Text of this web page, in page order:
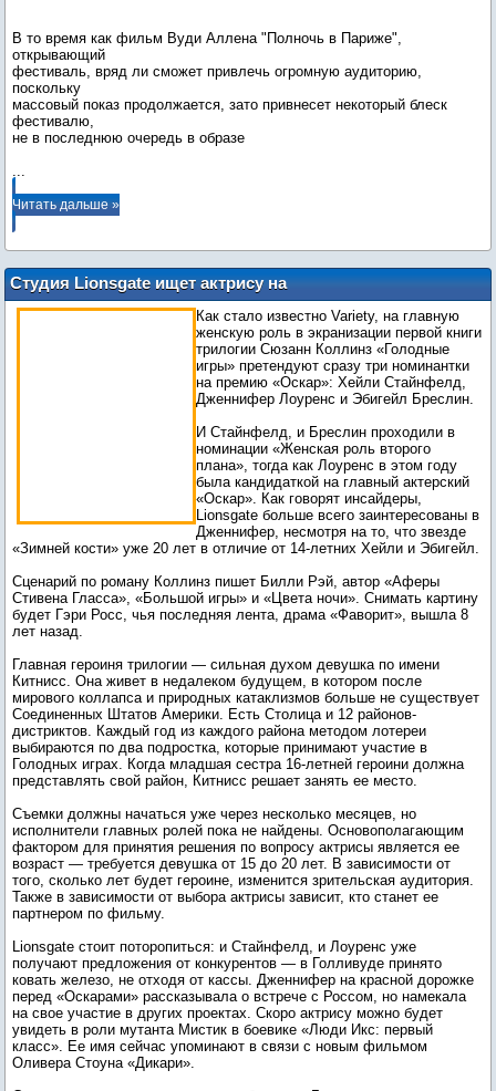
В то время как фильм Вуди Аллена "Полночь в Париже",
открывающий
фестиваль, вряд ли сможет привлечь огромную аудиторию,
поскольку
массовый показ продолжается, зато привнесет некоторый блеск
фестивалю,
...
Читать дальше »
Студия Lionsgate ищет актрису на
главную роль в "Голодных играх"
Как стало известно Variety, на главную
женскую роль в экранизации первой книги
трилогии Сюзанн Коллинз «Голодные
игры» претендуют сразу три номинантки
на премию «Оскар»: Хейли Стайнфелд,
Дженнифер Лоуренс и Эбигейл Бреслин.
И Стайнфелд, и Бреслин проходили в
номинации «Женская роль второго
плана», тогда как Лоуренс в этом году
была кандидаткой на главный актерский
«Оскар». Как говорят инсайдеры,
Lionsgate больше всего заинтересованы в
Дженнифер, несмотря на то, что звезде
«Зимней кости» уже 20 лет в отличие от 14-летних Хейли и Эбигейл.
Сценарий по роману Коллинз пишет Билли Рэй, автор «Аферы
Стивена Гласса», «Большой игры» и «Цвета ночи». Снимать картину
будет Гэри Росс, чья последняя лента, драма «Фаворит», вышла 8
лет назад.
Главная героиня трилогии — сильная духом девушка по имени
Китнисс. Она живет в недалеком будущем, в котором после
мирового коллапса и природных катаклизмов больше не существует
Соединенных Штатов Америки. Есть Столица и 12 районов-
дистриктов. Каждый год из каждого района методом лотереи
выбираются по два подростка, которые принимают участие в
Голодных играх. Когда младшая сестра 16-летней героини должна
представлять свой район, Китнисс решает занять ее место.
Съемки должны начаться уже через несколько месяцев, но
исполнители главных ролей пока не найдены. Основополагающим
фактором для принятия решения по вопросу актрисы является ее
возраст — требуется девушка от 15 до 20 лет. В зависимости от
того, сколько лет будет героине, изменится зрительская аудитория.
Также в зависимости от выбора актрисы зависит, кто станет ее
партнером по фильму.
Lionsgate стоит поторопиться: и Стайнфелд, и Лоуренс уже
получают предложения от конкурентов — в Голливуде принято
ковать железо, не отходя от кассы. Дженнифер на красной дорожке
перед «Оскарами» рассказывала о встрече с Россом, но намекала
на свое участие в других проектах. Скоро актрису можно будет
увидеть в роли мутанта Мистик в боевике «Люди Икс: первый
класс». Ее имя сейчас упоминают в связи с новым фильмом
Оливера Стоуна «Дикари».